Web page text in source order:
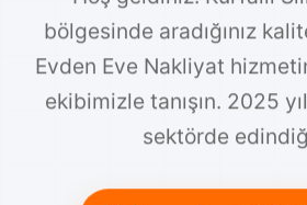
bölgesinde aradığınız
Evden Eve Nakliyat
ekibimizle tanışın. 2025
sektörde